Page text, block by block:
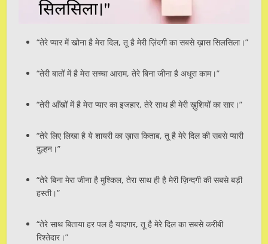
“तेरे प्यार में खोना है मेरा दिल, तू है मेरी ज़िंदगी का सबसे ख़ास सिलसिला।”
“तेरी बातों में है मेरा सच्चा आराम, तेरे बिना जीना है अधूरा काम।”
“तेरी आँखों में है मेरा प्यार का इजहार, तेरे साथ ही मेरी ख़ुशियों का सार।”
“तेरे लिए लिखा है ये शायरी का ख़ास किताब, तू है मेरे दिल की सबसे प्यारी
दुल्हन।”
“तेरे बिना मेरा जीना है मुश्किल, तेरा साथ ही है मेरी ज़िन्दगी की सबसे बड़ी
हस्ती।”
“तेरे साथ बिताया हर पल है यादगार, तू है मेरे दिल का सबसे करीबी
रिश्तेदार।”